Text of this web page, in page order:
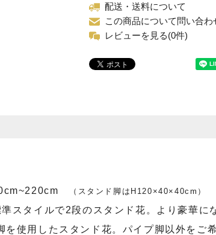
配送・送料について
この商品について問い合わ
レビューを見る(0件)
（スタンド脚はH120×40×40cm）
スタイルで2段のスタンド花。より豪華に
使用したスタンド花。パイプ脚以外をご